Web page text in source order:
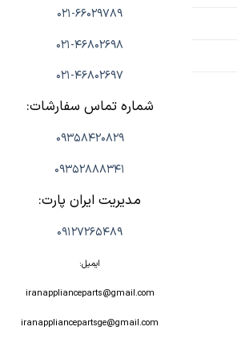
021-66029789
021-46802698
021-46802697
شماره تماس سفارشات:
09358420829
09352888341
مدیریت ایران پارت:
09127265489
ایمیل:
iranapplianceparts@gmail.com
iranappliancepartsge@gmail.com